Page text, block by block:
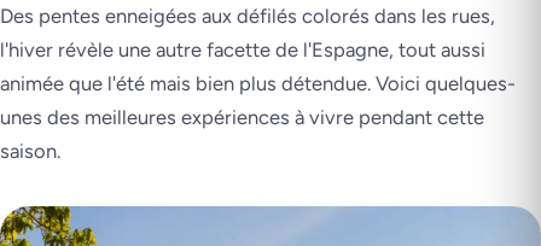
Des pentes enneigées aux défilés colorés dans les rues,
l'hiver révèle une autre facette de l'Espagne, tout aussi
animée que l'été mais bien plus détendue. Voici quelques-
unes des meilleures expériences à vivre pendant cette
saison.